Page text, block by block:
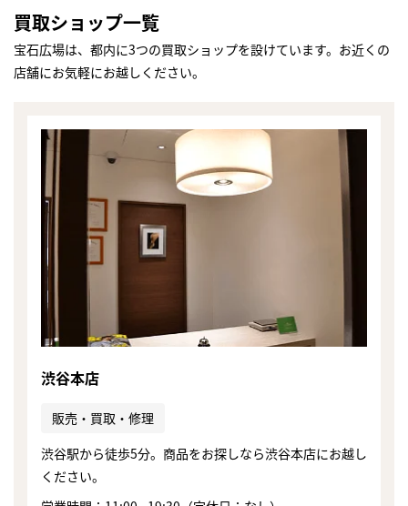
買取ショップ一覧
宝石広場は、都内に3つの買取ショップを設けています。お近くの
店舗にお気軽にお越しください。
渋谷本店
販売・買取・修理
渋谷駅から徒歩5分。商品をお探しなら渋谷本店にお越し
ください。
まずは